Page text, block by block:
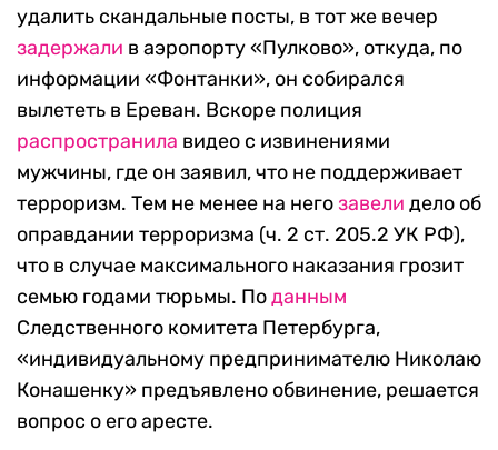
удалить скандальные посты, в тот же вечер
задержали в аэропорту «Пулково», откуда, по
информации «Фонтанки», он собирался
вылететь в Ереван. Вскоре полиция
распространила видео с извинениями
мужчины, где он заявил, что не поддерживает
терроризм. Тем не менее на негозавели дело об
оправдании терроризма (ч. 2 ст. 205.2 УК РФ),
что в случае максимального наказания грозит
семью годами тюрьмы. Поданным
Следственного комитета Петербурга,
«индивидуальному предпринимателю Николаю
Конашенку» предъявлено обвинение, решается
вопрос о его аресте.